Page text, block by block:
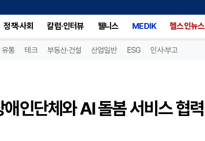
정책·사회 칼럼·인터뷰 웰니스 MEDIK 헬스인뉴스
유통 테크 부동산·건설 산업일반 ESG 인사·부고
인단체와 AI 돌봄 서비스 협력